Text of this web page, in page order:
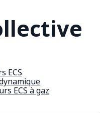
ECS
ECS à gaz